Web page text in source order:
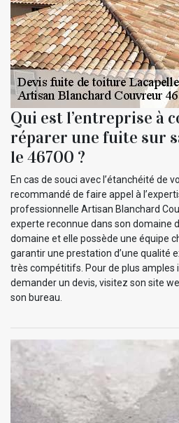
Qui est l’entreprise à
réparer une fuite sur
le 46700 ?
En cas de souci avec l’étanchéité de
recommandé de faire appel à
professionnelle Artisan Blanchard
experte reconnue dans son domaine
domaine et elle possède une équipe
garantir une prestation d’une qualité
très compétitifs. Pour de plus amples
demander un devis, visitez son site
son bureau.